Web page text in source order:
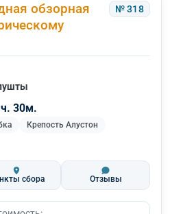
обзорная
№ 318
30м.
Крепость Алустон
сбора Отзывы